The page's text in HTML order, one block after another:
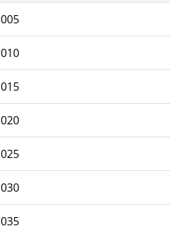
005
010
015
020
025
030
035